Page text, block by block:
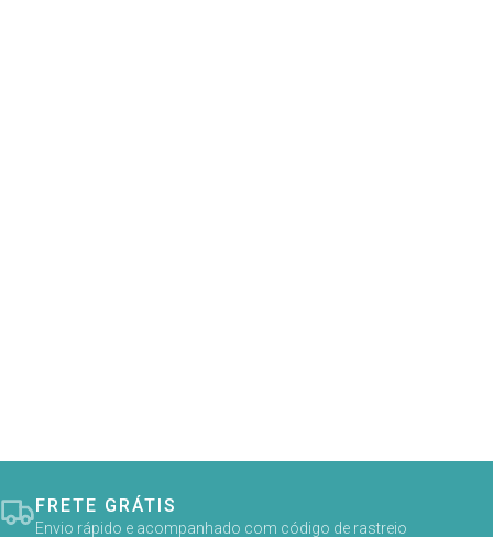
FRETE GRÁTIS
Envio rápido e acompanhado com código de rastreio